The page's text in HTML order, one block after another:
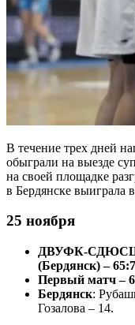
В течение трех дней
обыграли на выезде
на своей площадке
в Бердянске выиграла
25 ноября
ДВУФК-
(Бердянск) –
Первый матч –
Бердянск:
Гозалова – 14.